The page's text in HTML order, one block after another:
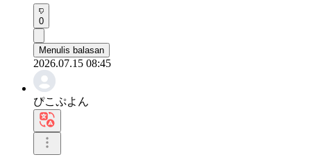
0
Menulis balasan
2026.07.15 08:45
ぴこぷよん